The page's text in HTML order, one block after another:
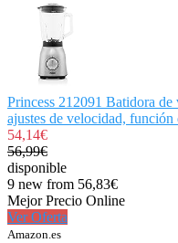
Princess 212091 Batidora
ajustes de velocidad, función
54,14€
56,99€
disponible
9 new from 56,83€
Mejor Precio Online
Ver Oferta
Amazon.es